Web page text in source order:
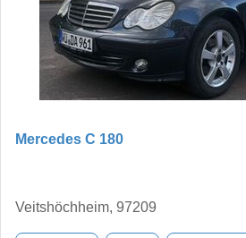
Mercedes C 180
Veitshöchheim, 97209